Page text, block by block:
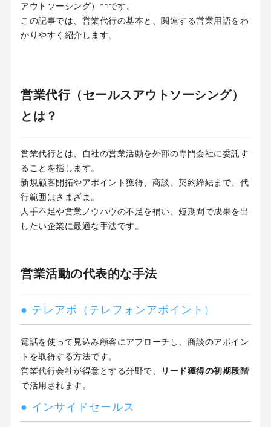
アウトソーシング）**です。
この記事では、営業代行の基本と、関連する営業用語をわ
かりやすく紹介します。
営業代行（セールスアウトソーシング）
とは？
営業代行とは、自社の営業活動を外部の専門会社に委託す
ることを指します。
新規顧客開拓やアポイント獲得、商談、契約締結まで、代
行範囲はさまざま。
人手不足や営業ノウハウの不足を補い、短期間で成果を出
したい企業に最適な手法です。
営業活動の代表的な手法
● テレアポ（テレフォンアポイント）
電話を使って見込み顧客にアプローチし、商談のアポイン
トを取得する方法です。
営業代行会社が得意とする分野で、
リード獲得の初期段階
で活用されます。
● インサイドセールス